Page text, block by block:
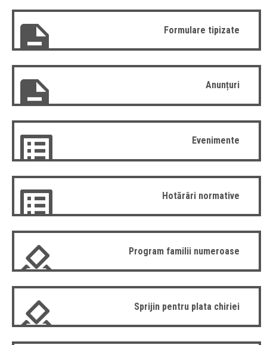
Formulare tipizate
Anunțuri
Evenimente
Hotărâri normative
Program familii numeroase
Sprijin pentru plata chiriei